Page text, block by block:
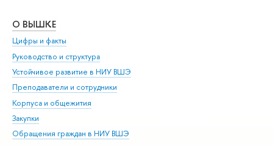
О ВЫШКЕ
Цифры и факты
Руководство и структура
Устойчивое развитие в НИУ ВШЭ
Преподаватели и сотрудники
Корпуса и общежития
Закупки
Обращения граждан в НИУ ВШЭ